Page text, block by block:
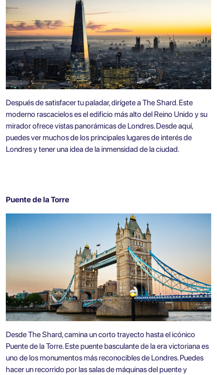
Después de satisfacer tu paladar, dirígete a The Shard. Este
moderno rascacielos es el edificio más alto del Reino Unido y su
mirador ofrece vistas panorámicas de Londres. Desde aquí,
puedes ver muchos de los principales lugares de interés de
Londres y tener una idea de la inmensidad de la ciudad.
Puente de la Torre
Desde The Shard, camina un corto trayecto hasta el icónico
Puente de la Torre. Este puente basculante de la era victoriana es
uno de los monumentos más reconocibles de Londres. Puedes
hacer un recorrido por las salas de máquinas del puente y